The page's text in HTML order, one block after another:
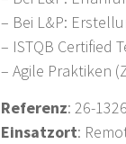
– Bei L&P:
– ISTQB Certified
– Agile Praktiken
Referenz: 26-1326
Einsatzort: